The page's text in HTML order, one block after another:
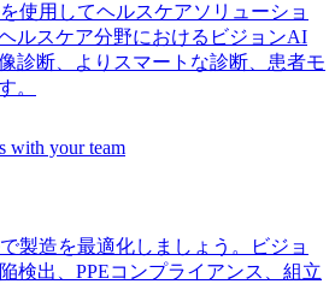
使用してヘルスケアソリューショ
ルスケア分野におけるビジョンAI
診断、よりスマートな診断、患者モ
。
製造を最適化しましょう。ビジョ
検出、PPEコンプライアンス、組立